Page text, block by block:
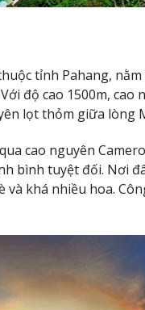
tỉnh Pahang,
độ cao 1500m,
lọt thỏm giữa lòng
cao nguyên
bình tuyệt đối. Nơi
và khá nhiều hoa.